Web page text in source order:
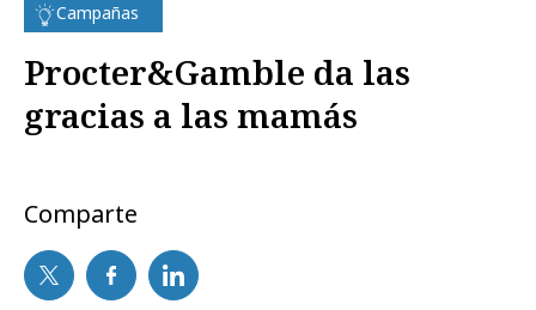
Campañas
Procter&Gamble da las
gracias a las mamás
Comparte